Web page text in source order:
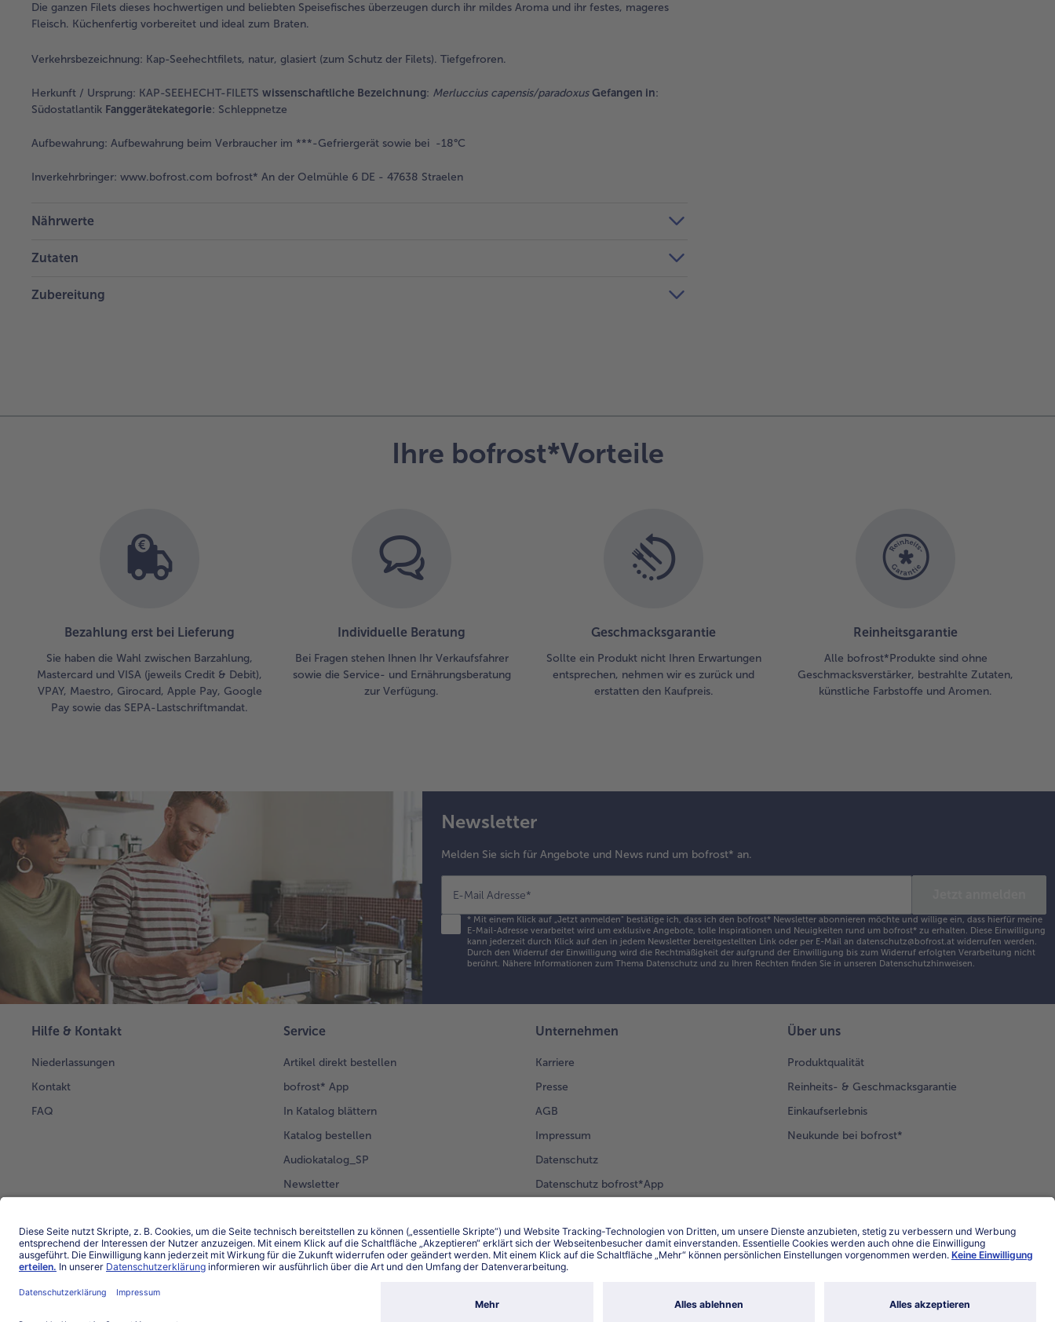
Die ganzen Filets dieses hochwertigen und beliebten Speisefisches überzeugen durch ihr mildes Aroma und ihr festes, mageres
Fleisch. Küchenfertig vorbereitet und ideal zum Braten.
Verkehrsbezeichnung: Kap-Seehechtfilets, natur, glasiert (zum Schutz der Filets). Tiefgefroren.
Herkunft / Ursprung: KAP-SEEHECHT-FILETS wissenschaftliche Bezeichnung: Merluccius capensis/paradoxus Gefangen in:
Südostatlantik Fanggerätekategorie: Schleppnetze
Aufbewahrung: Aufbewahrung beim Verbraucher im ***-Gefriergerät sowie bei -18°C
Inverkehrbringer: www.bofrost.com bofrost* An der Oelmühle 6 DE - 47638 Straelen
Nährwerte
Zutaten
Zubereitung
Ihre bofrost*Vorteile
Bezahlung erst bei Lieferung
Sie haben die Wahl zwischen Barzahlung,
Mastercard und VISA (jeweils Credit & Debit),
VPAY, Maestro, Girocard, Apple Pay, Google
Pay sowie das SEPA-Lastschriftmandat.
Individuelle Beratung
Bei Fragen stehen Ihnen Ihr Verkaufsfahrer
sowie die Service- und Ernährungsberatung
zur Verfügung.
Geschmacksgarantie
Sollte ein Produkt nicht Ihren Erwartungen
entsprechen, nehmen wir es zurück und
erstatten den Kaufpreis.
Reinheitsgarantie
Alle bofrost*Produkte sind ohne
Geschmacksverstärker, bestrahlte Zutaten,
künstliche Farbstoffe und Aromen.
Newsletter
Melden Sie sich für Angebote und News rund um bofrost* an.
E-Mail Adresse*
*Mit einem Klick auf „Jetzt anmelden" bestätige ich, dass ich den bofrost* Newsletter abonnieren möchte und willige ein, dass hierfür meine
E-Mail-Adresse verarbeitet wird um exklusive Angebote, tolle Inspirationen und Neuigkeiten rund um bofrost* zu erhalten. Diese Einwilligung
kann jederzeit durch Klick auf den in jedem Newsletter bereitgestellten Link oder per E-Mail an datenschutz@bofrost.at widerrufen werden.
Durch den Widerruf der Einwilligung wird die Rechtmäßigkeit der aufgrund der Einwilligung bis zum Widerruf erfolgten Verarbeitung nicht
berührt. Nähere Informationen zum Thema Datenschutz und zu Ihren Rechten finden Sie in unseren Datenschutzhinweisen
Hilfe & Kontakt
Niederlassungen
Kontakt
FAQ
Service
Artikel direkt bestellen
bofrost* App
In Katalog blättern
Katalog bestellen
Audiokatalog_SP
Newsletter
Unternehmen
Karriere
Presse
AGB
Impressum
Datenschutz
Datenschutz bofrost*App
Über uns
Produktqualität
Reinheits- & Geschmacksgarantie
Einkaufserlebnis
Neukunde bei bofrost*